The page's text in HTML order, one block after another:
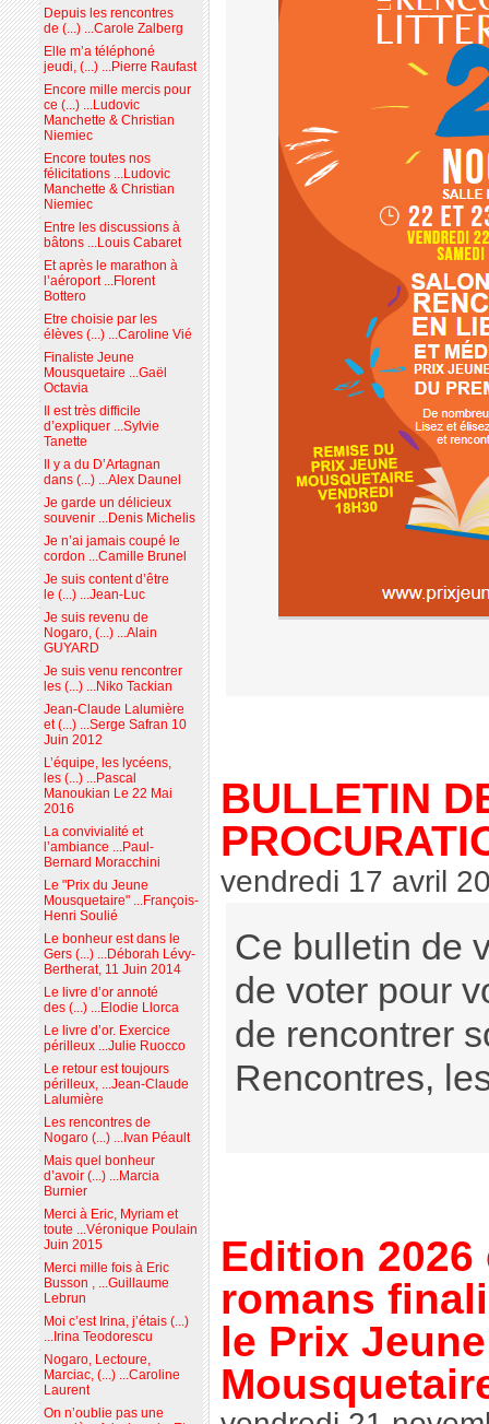
BULLETIN
vendredi 17 avril
Ce bulletin de
de voter pour
de rencontrer
Rencontres,
Edition 2026
romans
le Prix Jeune
Depuis les rencontres
de (...) ...Carole Zalberg
Elle m’a téléphoné
jeudi, (...) ...Pierre Raufast
Encore mille mercis pour
ce (...) ...Ludovic
Manchette & Christian
Niemiec
Encore toutes nos
félicitations ...Ludovic
Manchette & Christian
Niemiec
Entre les discussions à
bâtons ...Louis Cabaret
Et après le marathon à
l’aéroport ...Florent
Bottero
Etre choisie par les
élèves (...) ...Caroline Vié
Finaliste Jeune
Mousquetaire ...Gaël
Octavia
Il est très difficile
d’expliquer ...Sylvie
Tanette
Il y a du D’Artagnan
dans (...) ...Alex Daunel
Je garde un délicieux
souvenir ...Denis Michelis
Je n’ai jamais coupé le
cordon ...Camille Brunel
Je suis content d’être
le (...) ...Jean-Luc
Je suis revenu de
Nogaro, (...) ...Alain
GUYARD
Je suis venu rencontrer
les (...) ...Niko Tackian
Jean-Claude Lalumière
et (...) ...Serge Safran 10
Juin 2012
L’équipe, les lycéens,
les (...) ...Pascal
Manoukian Le 22 Mai
2016
La convivialité et
l’ambiance ...Paul-
Bernard Moracchini
Le "Prix du Jeune
Mousquetaire" ...François-
Henri Soulié
Le bonheur est dans le
Gers (...) ...Déborah Lévy-
Bertherat, 11 Juin 2014
Le livre d’or annoté
des (...) ...Elodie Llorca
Le livre d’or. Exercice
périlleux ...Julie Ruocco
Le retour est toujours
périlleux, ...Jean-Claude
Lalumière
Les rencontres de
Nogaro (...) ...Ivan Péault
Mais quel bonheur
d’avoir (...) ...Marcia
Burnier
Merci à Eric, Myriam et
toute ...Véronique Poulain
Juin 2015
Merci mille fois à Eric
Busson , ...Guillaume
Lebrun
Moi c’est Irina, j’étais (...)
...Irina Teodorescu
Nogaro, Lectoure,
Marciac, (...) ...Caroline
Laurent
On n’oublie pas une